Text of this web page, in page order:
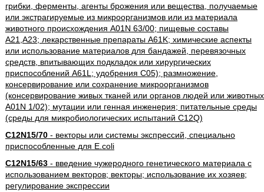
грибки, ферменты, агенты брожения или вещества, получаемые
или экстрагируемые из микроорганизмов или из материала
животного происхождения A01N 63/00; пищевые составы
A21,A23; лекарственные препараты A61K; химические аспекты
или использование материалов для бандажей, перевязочных
средств, впитывающих подкладок или хирургических
приспособлений A61L; удобрения C05); размножение,
консервирование или сохранение микроорганизмов
(консервирование живых тканей или органов людей или животных
A01N 1/02); мутации или генная инженерия; питательные среды
(среды для микробиологических испытаний C12Q)
C12N15/70- векторы или системы экспрессий, специально
приспособленные для E.coli
C12N15/63- введение чужеродного генетического материала с
использованием векторов; векторы; использование их хозяев;
регулирование экспрессии